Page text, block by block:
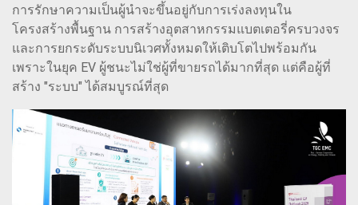
การรักษาความเป็นผู้นำจะขึ้นอยู่กับการเร่งลงทุนใน
โครงสร้างพื้นฐาน การสร้างอุตสาหกรรมแบตเตอรี่ครบวงจร
และการยกระดับระบบนิเวศทั้งหมดให้เติบโตไปพร้อมกัน
เพราะในยุค EV ผู้ชนะไม่ใช่ผู้ที่ขายรถได้มากที่สุด แต่คือผู้ที่
สร้าง "ระบบ" ได้สมบูรณ์ที่สุด